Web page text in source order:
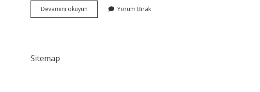
Devamını okuyun Gümüşhane
Hangi
Yorum Bırak
Sitemap